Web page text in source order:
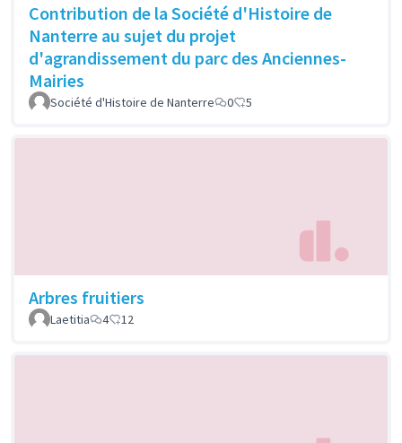
Contribution de la Société d'Histoire de
Nanterre au sujet du projet
d'agrandissement du parc des Anciennes-
Mairies
Société d'Histoire de Nanterre 0 5
Arbres fruitiers
Laetitia 4 12